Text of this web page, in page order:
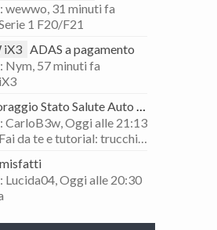
wewwo, 31 minuti fa
1 F20/F21
iX3 ADAS a pagamento
Nym, 57 minuti fa
Monitoraggio Stato Salute Auto tramite Analisi Log Bimmerlink
CarloB3w,Oggi alle 21:13
BMW Fai da te e tutorial: trucchi e consigli
Lucida04,Oggi alle 20:30